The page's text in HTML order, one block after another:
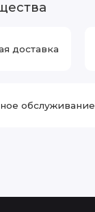
доставка
обслуживание